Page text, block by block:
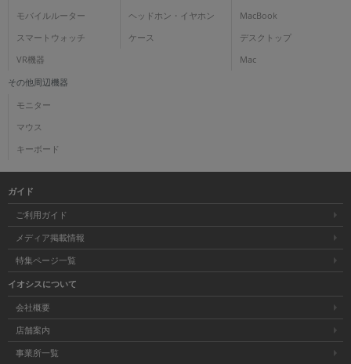
モバイルルーター
スマートウォッチ
VR機器
ヘッドホン・イヤホン
ケース
MacBook
デスクトップ
Mac
その他周辺機器
モニター
マウス
キーボード
ガイド
ご利用ガイド
メディア掲載情報
特集ページ一覧
イオシスについて
会社概要
店舗案内
事業所一覧